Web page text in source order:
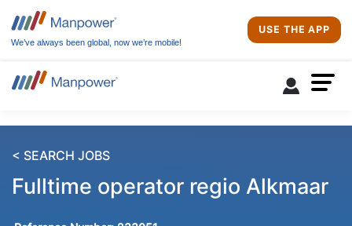
We’ve always been global, now we’re mobile!
USE THE APP
< SEARCH JOBS
Fulltime operator regio Alkmaar